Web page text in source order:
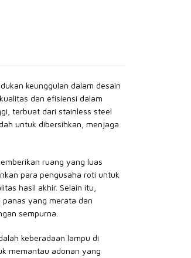
keunggulan dalam desain
dan efisiensi dalam
terbuat dari stainless steel
untuk dibersihkan, menjaga
ruang yang luas
para pengusaha roti untuk
hasil akhir. Selain itu,
yang merata dan
sempurna.
keberadaan lampu di
memantau adonan yang